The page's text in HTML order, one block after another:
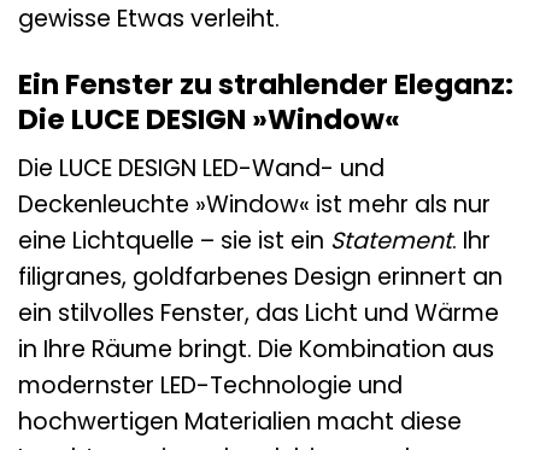
gewisse Etwas verleiht.
Ein Fenster zu strahlender Eleganz:
Die LUCE DESIGN »Window«
Die LUCE DESIGN LED-Wand- und
Deckenleuchte »Window« ist mehr als nur
eine Lichtquelle – sie ist ein Statement. Ihr
filigranes, goldfarbenes Design erinnert an
ein stilvolles Fenster, das Licht und Wärme
in Ihre Räume bringt. Die Kombination aus
modernster LED-Technologie und
hochwertigen Materialien macht diese